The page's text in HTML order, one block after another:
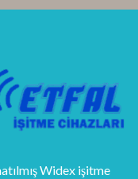
Widex işitme